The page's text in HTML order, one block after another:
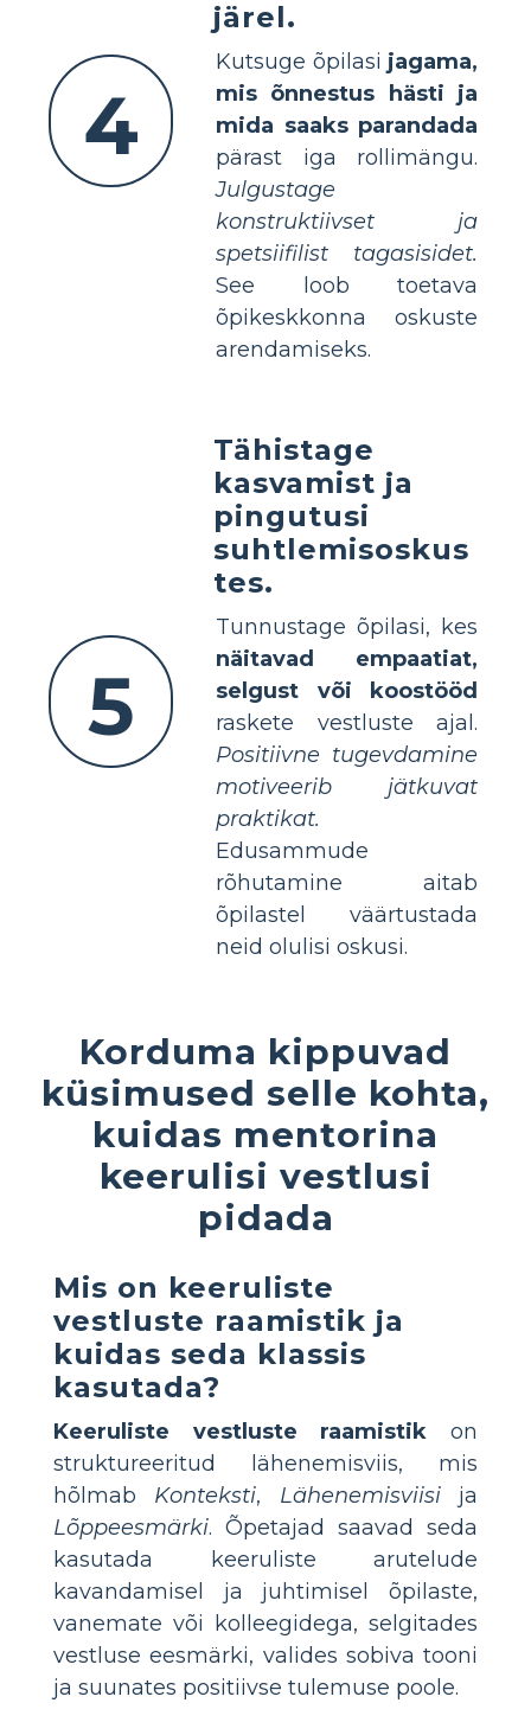
4
järel.
Kutsuge õpilasi jagama,
mis õnnestus hästi ja
mida saaks parandada
pärast iga rollimängu.
Julgustage
konstruktiivset ja
spetsiifilist tagasisidet.
See loob toetava
õpikeskkonna oskuste
arendamiseks.
5
Tähistage
kasvamist ja
pingutusi
suhtlemisoskus
tes.
Tunnustage õpilasi, kes
näitavad empaatiat,
selgust või koostööd
raskete vestluste ajal.
Positiivne tugevdamine
motiveerib jätkuvat
praktikat.
Edusammude
rõhutamine aitab
õpilastel väärtustada
neid olulisi oskusi.
Korduma kippuvad
küsimused selle kohta,
kuidas mentorina
keerulisi vestlusi
pidada
Mis on keeruliste
vestluste raamistik ja
kuidas seda klassis
kasutada?
Keeruliste vestluste raamistik on
struktureeritud lähenemisviis, mis
hõlmab Konteksti, Lähenemisviisija
Lõppeesmärki. Õpetajad saavad seda
kasutada keeruliste arutelude
kavandamisel ja juhtimisel õpilaste,
vanemate või kolleegidega, selgitades
vestluse eesmärki, valides sobiva tooni
ja suunates positiivse tulemuse poole.